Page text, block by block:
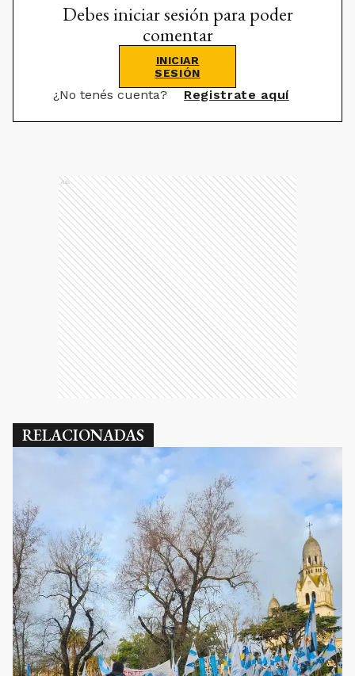
Debes iniciar sesión para poder
comentar
INICIAR
SESIÓN
¿No tenés cuenta? Registrate aquí
Ads
RELACIONADAS